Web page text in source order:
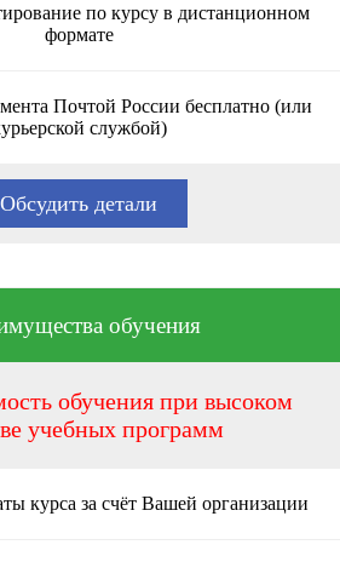
по курсу в дистанционном
формате
Почтой России бесплатно (или
службой)
Обсудить детали
обучения
обучения при высоком
учебных программ
курса за счёт Вашей организации